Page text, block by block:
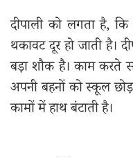
दीपाली को लगता है,
थकावट दूर हो जाती है।
बड़ा शौक है। काम करते
अपनी बहनों को स्कूल
कामों में हाथ बंटाती है।